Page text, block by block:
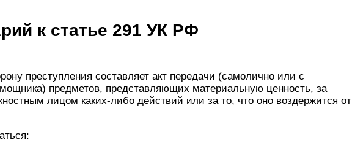
к статье 291 УК РФ
преступления составляет акт передачи (самолично или с
предметов, представляющих материальную ценность, за
лицом каких-либо действий или за то, что оно воздержится от